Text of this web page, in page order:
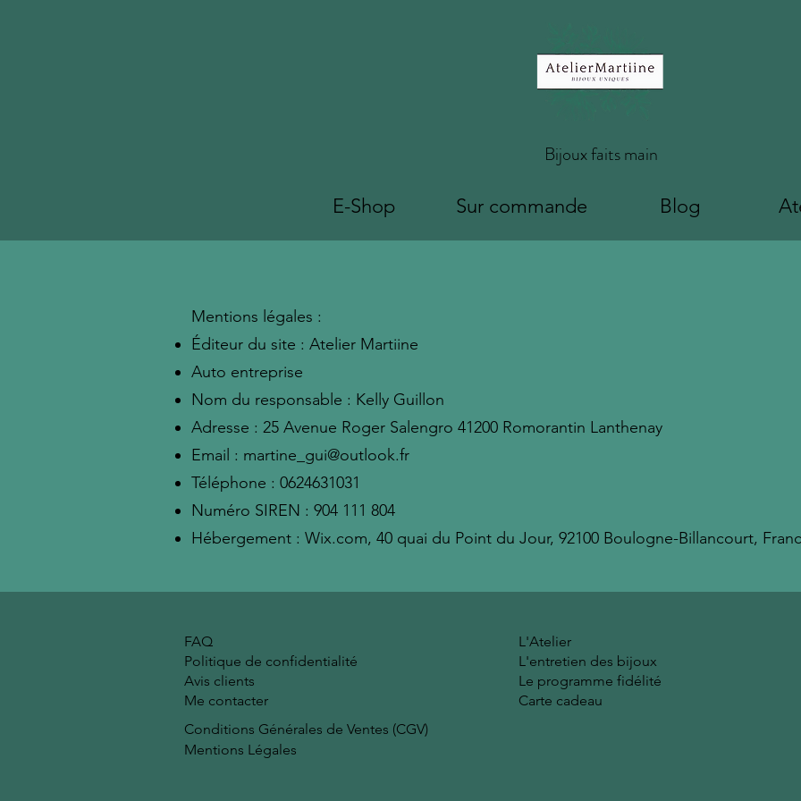
Bijoux faits main
E-Shop Sur commande Blog
Mentions légales :
Éditeur du site : Atelier Martiine
Auto entreprise
Nom du responsable : Kelly Guillon
Adresse : 25 Avenue Roger Salengro 41200 Romorantin Lanthenay
Email : martine_gui@outlook.fr
Téléphone : 0624631031
Numéro SIREN : 904 111 804
Hébergement : Wix.com, 40 quai du Point du Jour, 92100 Boulogne-Billancourt,
FAQ
Politique de confidentialité
Avis clients
Me contacter
L'Atelier
L'entretien des bijoux
Le programme fidélité
Carte cadeau
Conditions Générales de Ventes (CGV)
Mentions Légales